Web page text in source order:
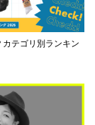
カテゴリ別ランキン